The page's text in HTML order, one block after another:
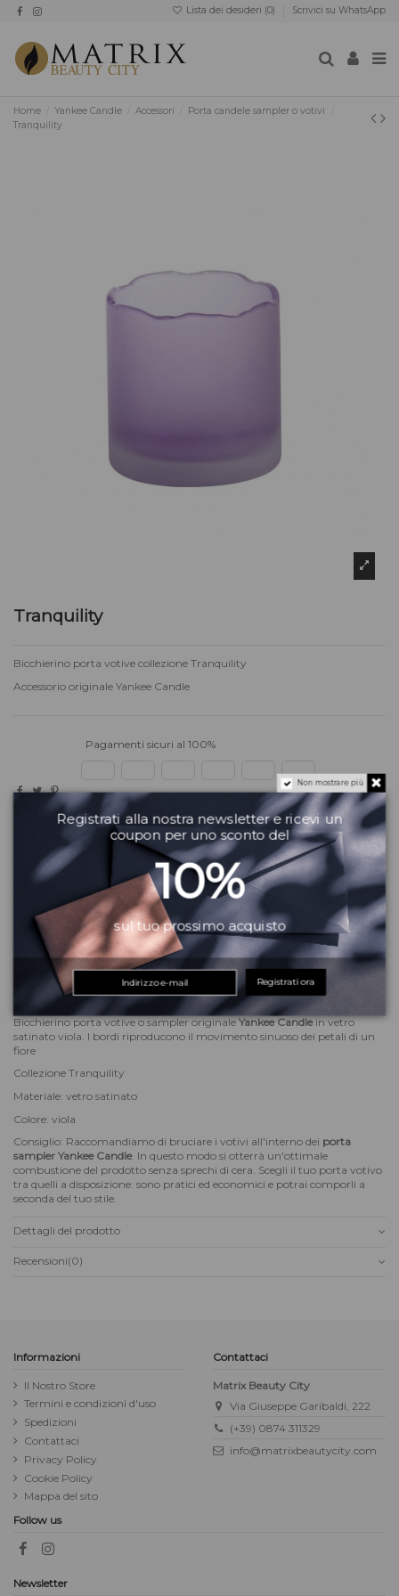
Lista dei desideri (0) Scrivici su WhatsApp
Home Yankee Candle Accessori
Porta candele sampler o votivi
Tranquility
Tranquility
Bicchierino porta votive collezione Tranquility
Accessorio originale Yankee Candle
Pagamenti sicuri al 100%
accessori originali yankee candl
porta votivo tranquility yankee
porta candele piccolo
porta candele piccole yankee can
porta candela decorativo
Serve aiuto?
Vuoi altre informazioni? Dubbi? Contattaci! Puoi anche scriverci su
il team del Matrix Beauty City ti risponderà quanto prima!
Descrizione
Bicchierino porta votive o sampler originaleYankee Candlein vetro
satinato viola. I bordi riproducono il movimento sinuoso dei petali di un
fiore
Collezione Tranquility
Materiale: vetro satinato
Colore: viola
Consiglio: Raccomandiamo di bruciare i votivi all'interno dei porta
sampler Yankee Candle. In questo modo si otterrà un'ottimale
combustione del prodotto senza sprechi di cera. Scegli il tuo porta votivo
tra quelli a disposizione: sono pratici ed economici e potrai comporli a
seconda del tuo stile.
Dettagli del prodotto
Recensioni(0)
Informazioni
Il Nostro Store
Termini e condizioni d'uso
Spedizioni
Contattaci
Privacy Policy
Cookie Policy
Mappa del sito
Contattaci
Matrix Beauty City
Via Giuseppe Garibaldi, 222
(+39) 0874 311329
info@matrixbeautycity.com
Follow us
Newsletter
Non mostrare più
Registrati alla nostra newsletter e ricevi un
coupon per uno sconto del
10%
sul tuo prossimo acquisto
Registrati ora